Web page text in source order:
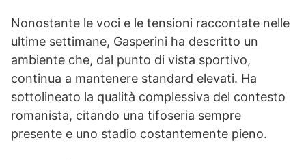
Nonostante le voci e le tensioni raccontate nelle
ultime settimane, Gasperini ha descritto un
ambiente che, dal punto di vista sportivo,
continua a mantenere standard elevati. Ha
sottolineato la qualità complessiva del contesto
romanista, citando una tifoseria sempre
presente e uno stadio costantemente pieno.